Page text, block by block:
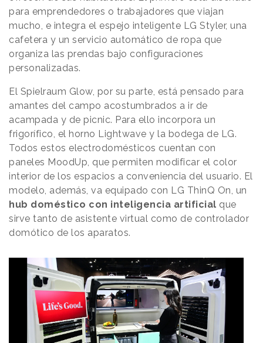
para emprendedores o trabajadores que viajan
mucho, e integra el espejo inteligente LG Styler, una
cafetera y un servicio automático de ropa que
organiza las prendas bajo configuraciones
personalizadas.
El Spielraum Glow, por su parte, está pensado para
amantes del campo acostumbrados a ir de
acampada y de picnic. Para ello incorpora un
frigorífico, el horno Lightwave y la bodega de LG.
Todos estos electrodomésticos cuentan con
paneles MoodUp, que permiten modificar el color
interior de los espacios a conveniencia del usuario. El
modelo, además, va equipado con LG ThinQ On, un
hub doméstico con inteligencia artificial que
sirve tanto de asistente virtual como de controlador
domótico de los aparatos.